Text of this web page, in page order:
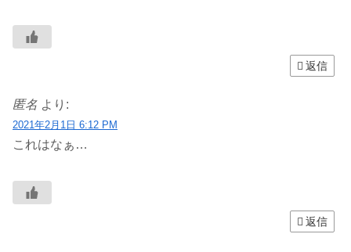
返信
匿名 より:
2021年2月1日 6:12 PM
これはなぁ…
返信